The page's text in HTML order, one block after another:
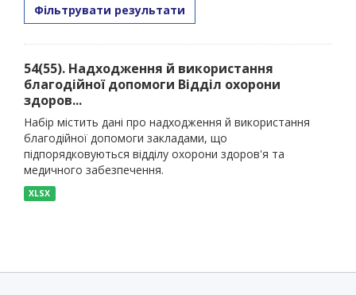
Фільтрувати результати
54(55). Надходження й використання
благодійної допомоги Відділ охорони
здоров...
Набір містить дані про надходження й використання
благодійної допомоги закладами, що
підпорядковуються відділу охорони здоров'я та
медичного забезпечення.
XLSX